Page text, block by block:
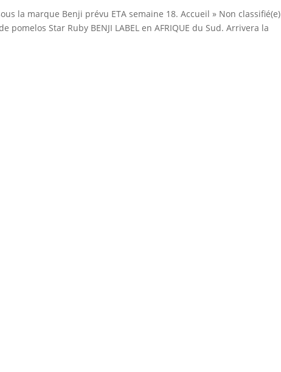
la marque Benji prévu ETA semaine 18. Accueil » Non classifié(e)
pomelos Star Ruby BENJI LABEL en AFRIQUE du Sud. Arrivera la